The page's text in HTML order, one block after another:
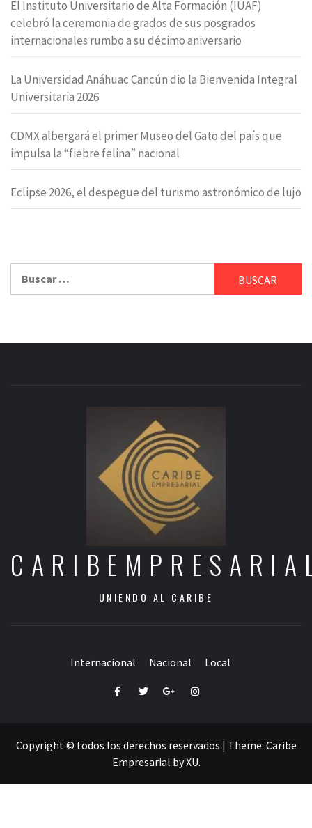
El Instituto Universitario de Alta Formación (IUAF)
celebró la ceremonia de grados de sus posgrados
internacionales rumbo a su décimo aniversario
La Universidad Anáhuac Cancún dio la Bienvenida Integral
Universitaria 2026
CDMX albergará el primer Museo del Gato del país que
impulsa la “fiebre felina” nacional
Eclipse 2026, el despegue del turismo astronómico de lujo
UNIENDO AL CARIBE
Internacional Nacional Local
FacebookTwitterGoogle+Instagram
Copyright © todos los derechos reservados | Theme: Caribe
Empresarial byXU.